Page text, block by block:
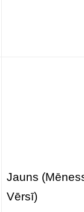
Jauns
Vērsī)